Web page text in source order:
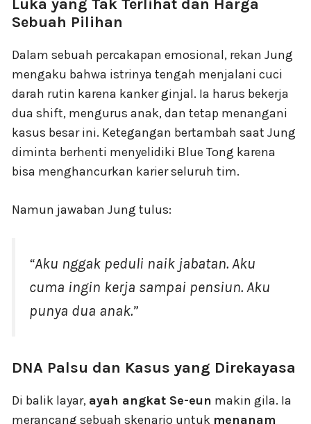
Luka yang Tak Terlihat dan Harga
Sebuah Pilihan
Dalam sebuah percakapan emosional, rekan Jung
mengaku bahwa istrinya tengah menjalani cuci
darah rutin karena kanker ginjal. Ia harus bekerja
dua shift, mengurus anak, dan tetap menangani
kasus besar ini. Ketegangan bertambah saat Jung
diminta berhenti menyelidiki Blue Tong karena
bisa menghancurkan karier seluruh tim.
Namun jawaban Jung tulus:
“Aku nggak peduli naik jabatan. Aku
cuma ingin kerja sampai pensiun. Aku
punya dua anak.”
DNA Palsu dan Kasus yang Direkayasa
Di balik layar, ayah angkat Se-eun makin gila. Ia
merancang sebuah skenario untuk menanam